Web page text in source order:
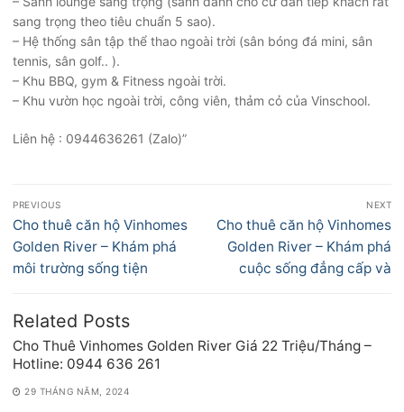
sang trọng theo tiêu chuẩn 5 sao).
– Hệ thống sân tập thể thao ngoài trời (sân bóng đá mini, sân
tennis, sân golf.. ).
– Khu BBQ, gym & Fitness ngoài trời.
– Khu vườn học ngoài trời, công viên, thảm cỏ của Vinschool.
Liên hệ : 0944636261 (Zalo)”
Điều
hướng
bài
viết
PREVIOUS
Previous
post:
Cho thuê căn hộ Vinhomes
Golden River – Khám phá
môi trường sống tiện
NEXT
Next
post:
Cho thuê căn hộ Vinhomes
Golden River – Khám phá
cuộc sống đẳng cấp và
Related Posts
Cho Thuê Vinhomes Golden River Giá 22 Triệu/Tháng –
Hotline: 0944 636 261
29 THÁNG NĂM, 2024